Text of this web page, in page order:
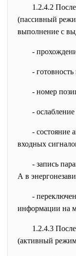
1.2.4.2
(пассивный
выполнение с
-
- готовность
- номер
-
- состояние
входных
- запись
А в
-
информации на
1.2.4.3
(активный